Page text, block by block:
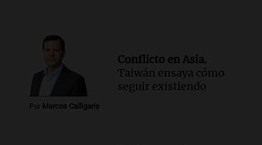
Por Marcos Calligaris
Conflicto en Asia.
Taiwán ensaya cómo
seguir existiendo